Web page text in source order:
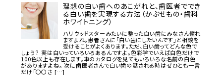
理想の白い歯へのあこがれと、歯医者ででき
る白い歯を実現する方法（かぶせもの・歯科
ホワイトニング）
ハリウッドスターみたいに整った白い歯にみなさん憧れ
ますよね。患者さんに「白い歯にしたいんです」と相談を
受けることがよくあります。ただ、白い歯ってどんな色で
しょう？ 実は白いっていろいろあるんですよ。色彩学でいえば白色だけで
100色以上も存在します。車のカタログを見てもいろいろな名前の白色
がありますよね。 次に歯医者さんで白い歯の話される時はぜひとも一言
だけ「〇〇さ […]